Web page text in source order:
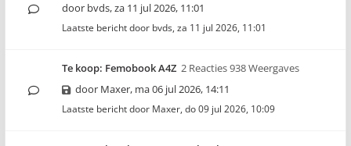
door bvds,za 11 jul 2026, 11:01
Laatste bericht door bvds, za 11 jul 2026, 11:01
Te koop: Femobook A4Z 2 Reacties 938 Weergaves
door Maxer, ma 06 jul 2026, 14:11
Laatste bericht door Maxer, do 09 jul 2026, 10:09